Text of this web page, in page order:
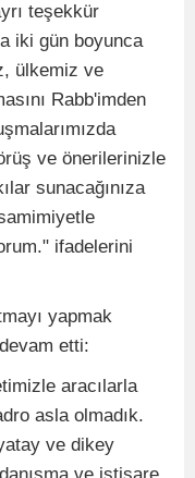
teşekkür
iki gün boyunca
ülkemiz ve
Rabb'imden
ve önerilerinizle
sunacağınıza
ifadelerini
yapmak
etti:
aracılarla
asla olmadık.
ve dikey